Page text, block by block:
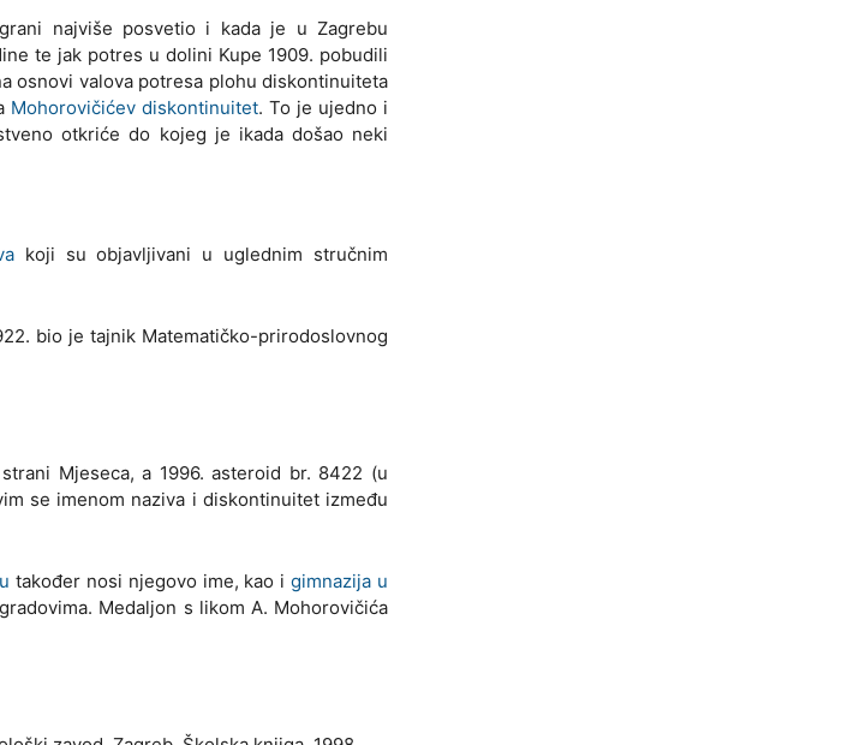
najviše posvetio i kada je u Zagrebu
te jak potres u dolini Kupe 1909. pobudili
osnovi valova potresa plohu diskontinuiteta
Mohorovičićev diskontinuitet. To je ujedno i
otkriće do kojeg je ikada došao neki
koji su objavljivani u uglednim stručnim
bio je tajnik Matematičko-prirodoslovnog
Mjeseca, a 1996. asteroid br. 8422 (u
se imenom naziva i diskontinuitet između
također nosi njegovo ime, kao igimnazija u
Medaljon s likom A. Mohorovičića